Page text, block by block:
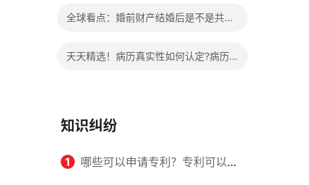
全球看点：婚前财产结婚后是不是共同
天天精选！病历真实性如何认定?病历
知识纠纷
1 哪些可以申请专利？专利可以同